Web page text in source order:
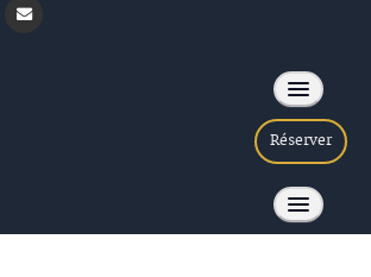
Réserver